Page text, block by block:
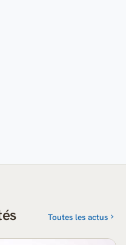
Toutes les actus